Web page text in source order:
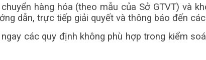
hàng hóa (theo mẫu của Sở GTVT) và
dẫn, trực tiếp giải quyết và thông báo đến
các quy định không phù hợp trong kiểm